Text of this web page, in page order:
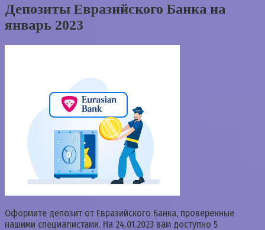
Депозиты Евразийского Банка на
январь 2023
Оформите депозит от Евразийского Банка, проверенные
нашими специалистами. На 24.01.2023 вам доступно 5